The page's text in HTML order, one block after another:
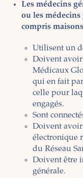
Les médecins
ou les
compris
Utilisent un
Doivent avoir
Médicaux
qui en fait
celle pour
engagés.
Sont
Doivent
électronique
du Réseau
Doivent être
générale.